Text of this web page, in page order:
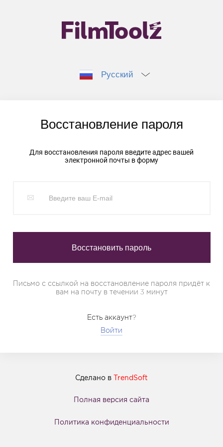
Русский
Восстановление пароля
Для восстановления пароля введите адрес вашей
электронной почты в форму
Письмо с ссылкой на восстановление пароля придёт к
вам на почту в течении 3 минут
Есть аккаунт?
Войти
Сделано в TrendSoft
Полная версия сайта
Политика конфиденциальности